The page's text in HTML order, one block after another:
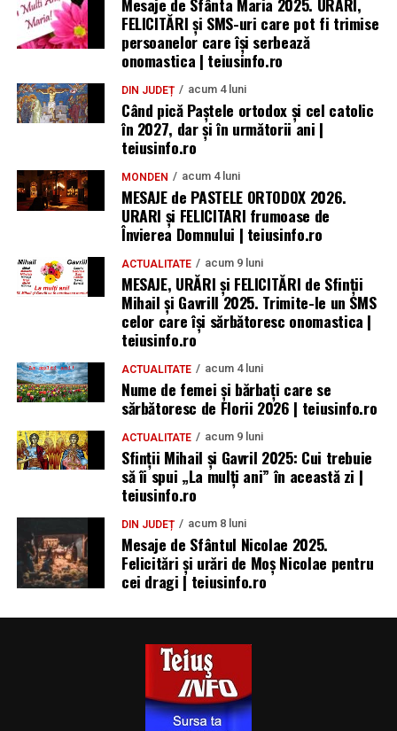
FELICITĂRI și SMS-uri care pot fi trimise
persoanelor care își serbează
onomastica | teiusinfo.ro
DIN JUDEȚ acum 4 luni
Când pică Paștele ortodox și cel catolic
în 2027, dar și în următorii ani |
teiusinfo.ro
MONDEN acum 4 luni
MESAJE de PASTELE ORTODOX 2026.
URARI și FELICITARI frumoase de
Învierea Domnului | teiusinfo.ro
ACTUALITATE acum 9 luni
MESAJE, URĂRI și FELICITĂRI de Sfinții
Mihail și Gavrill 2025. Trimite-le un SMS
celor care își sărbătoresc onomastica |
teiusinfo.ro
ACTUALITATE acum 4 luni
Nume de femei și bărbați care se
sărbătoresc de Florii 2026 | teiusinfo.ro
ACTUALITATE acum 9 luni
Sfinții Mihail și Gavril 2025: Cui trebuie
să îi spui „La mulţi ani” în această zi |
teiusinfo.ro
DIN JUDEȚ acum 8 luni
Mesaje de Sfântul Nicolae 2025.
Felicitări și urări de Moș Nicolae pentru
cei dragi | teiusinfo.ro